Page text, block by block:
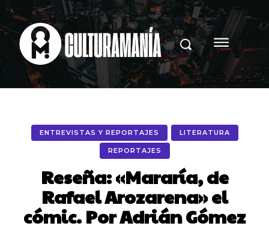
ENTREVISTAS Y REPORTAJES LITERATURA
REPORTAJES
Reseña: «Mararía, de
Rafael Arozarena» el
cómic. Por Adrián Gómez